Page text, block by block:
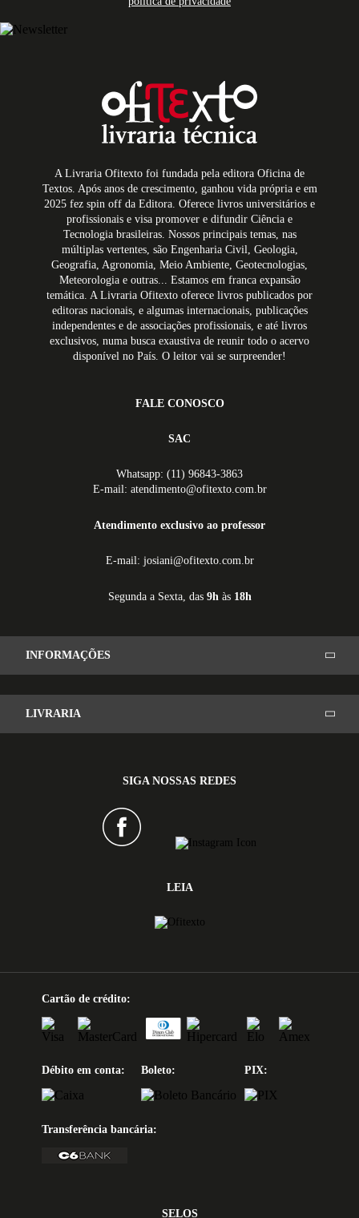
A Livraria Ofitexto foi fundada pela editora Oficina de
Textos. Após anos de crescimento, ganhou vida própria e em
2025 fez spin off da Editora. Oferece livros universitários e
profissionais e visa promover e difundir Ciência e
Tecnologia brasileiras. Nossos principais temas, nas
múltiplas vertentes, são Engenharia Civil, Geologia,
Geografia, Agronomia, Meio Ambiente, Geotecnologias,
Meteorologia e outras... Estamos em franca expansão
temática. A Livraria Ofitexto oferece livros publicados por
editoras nacionais, e algumas internacionais, publicações
independentes e de associações profissionais, e até livros
exclusivos, numa busca exaustiva de reunir todo o acervo
disponível no País. O leitor vai se surpreender!
FALE CONOSCO
SAC
Whatsapp: (11) 96843-3863
E-mail: atendimento@ofitexto.com.br
Atendimento exclusivo ao professor
E-mail: josiani@ofitexto.com.br
Segunda a Sexta, das 9h às 18h
INFORMAÇÕES
LIVRARIA
SIGA NOSSAS REDES
LEIA
Cartão de crédito:
Débito em conta: Boleto: PIX:
Transferência bancária:
SELOS